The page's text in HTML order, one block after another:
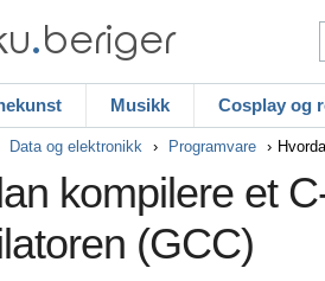
Musikk Cosplay og
Data og elektronikk Programvare
kompilere et
(GCC)